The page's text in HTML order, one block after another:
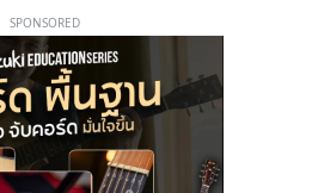
SPONSORED